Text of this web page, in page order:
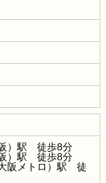
）駅 徒歩8分
）駅 徒歩8分
阪メトロ）駅 徒